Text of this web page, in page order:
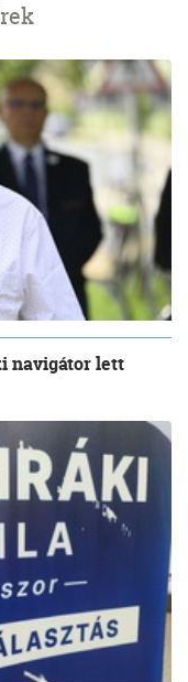
navigátor lett